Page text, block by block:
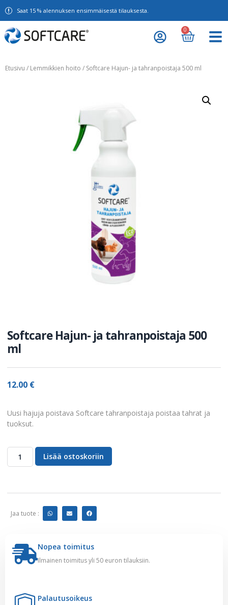
Saat 15 % alennuksen ensimmäisestä tilauksesta.
0
Etusivu / Lemmikkien hoito / Softcare Hajun- ja tahranpoistaja 500 ml
Softcare Hajun- ja tahranpoistaja 500
ml
12.00 €
Uusi hajuja poistava Softcare tahranpoistaja poistaa tahrat ja
tuoksut.
Lisää ostoskoriin
Jaa tuote :
Nopea toimitus
Ilmainen toimitus yli 50 euron tilauksiin.
Palautusoikeus